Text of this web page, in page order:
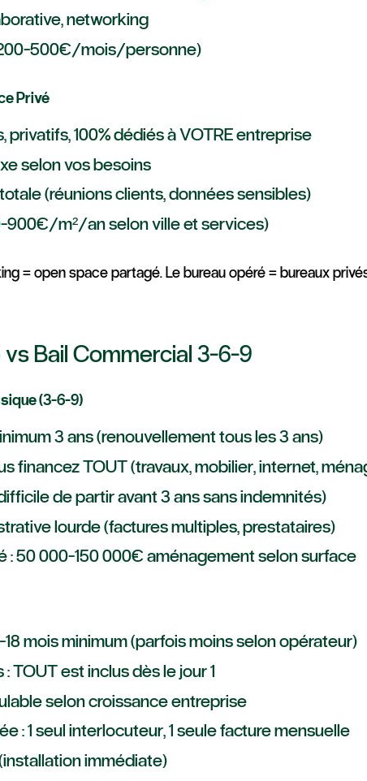
networking
500€/mois/personne)
Privé
privatifs, 100% dédiés à VOTRE entreprise
selon vos besoins
(réunions clients, données sensibles)
900€/m²/an selon ville et services)
= open space partagé. Le bureau opéré = bureaux
Bail Commercial 3-6-9
(3-6-9)
3 ans (renouvellement tous les 3 ans)
financez TOUT (travaux, mobilier, internet,
de partir avant 3 ans sans indemnités)
lourde (factures multiples, prestataires)
: 50 000-150 000€ aménagement selon surface
mois minimum (parfois moins selon opérateur)
TOUT est inclus dès le jour 1
selon croissance entreprise
: 1 seul interlocuteur, 1 seule facture mensuelle
immédiate)